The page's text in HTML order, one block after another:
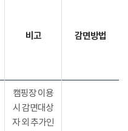
비고 감면방법
캠핑장 이용
시 감면대상
자 외 추가인